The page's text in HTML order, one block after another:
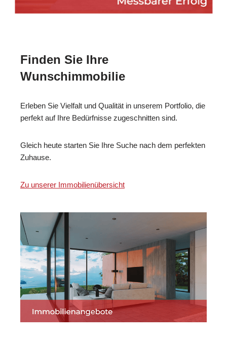
Finden Sie Ihre
Wunschimmobilie
Erleben Sie Vielfalt und Qualität in unserem Portfolio, die
perfekt auf Ihre Bedürfnisse zugeschnitten sind.
Gleich heute starten Sie Ihre Suche nach dem perfekten
Zuhause.
Zu unserer Immobilienübersicht